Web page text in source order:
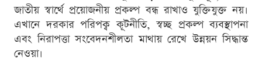
জাতীয় স্বার্থে প্রয়োজনীয় প্রকল্প বন্ধ রাখাও যুক্তিযুক্ত নয়।
এখানে দরকার পরিপক্ব কূটনীতি, স্বচ্ছ প্রকল্প ব্যবস্থাপনা
এবং নিরাপত্তা সংবেদনশীলতা মাথায় রেখে উন্নয়ন সিদ্ধান্ত
নেওয়া।